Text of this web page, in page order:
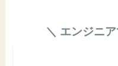
＼ エンジニ